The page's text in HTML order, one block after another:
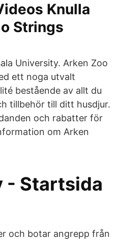
Knulla
Strings
University. Arken Zoo
ett noga utvalt
bestående av allt du
tillbehör till ditt husdjur.
och rabatter för
om Arken
- Startsida
och botar angrepp från